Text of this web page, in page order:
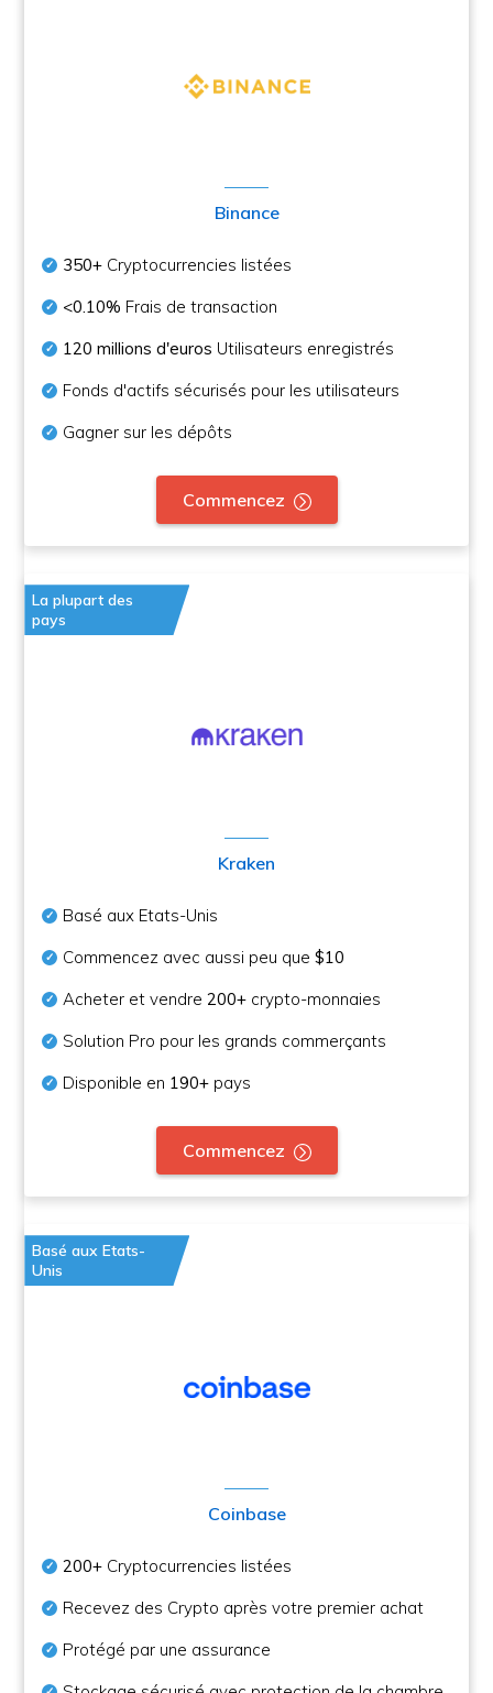
Binance
350+ Cryptocurrencies listées
<0.10% Frais de transaction
120 millions d'euros Utilisateurs enregistrés
Fonds d'actifs sécurisés pour les utilisateurs
Gagner sur les dépôts
Commencez
La plupart des
pays
Kraken
Basé aux Etats-Unis
Commencez avec aussi peu que$10
Acheter et vendre200+ crypto-monnaies
Solution Pro pour les grands commerçants
Disponible en 190+ pays
Commencez
Basé aux Etats-
Unis
Coinbase
200+ Cryptocurrencies listées
Recevez des Crypto après votre premier achat
Protégé par une assurance